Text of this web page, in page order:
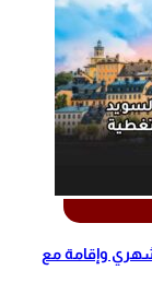
وإقامة مع